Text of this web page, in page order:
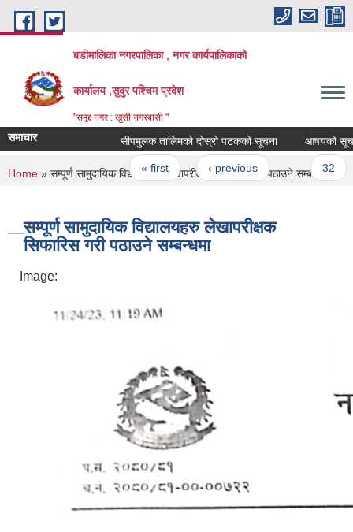
Skip to main content
बडीमालिका नगरपालिका , नगर कार्यपालिकाको
कार्यालय ,सुदुर पश्चिम प्रदेश
"समृद्द नगर : खुसी नगरबासी "
समाचार सीपमुलक तालिमको दोस्रो पटकको सूचना आषयको सूचना
Pages
« first ‹ previous … 32
You are here
Home » सम्पूर्ण सामुदायिक विद्यालयहरु लेखापरीक्षक सिफारिस गरी पठाउने सम्बन्धमा
सम्पूर्ण सामुदायिक विद्यालयहरु लेखापरीक्षक
सिफारिस गरी पठाउने सम्बन्धमा
Image: